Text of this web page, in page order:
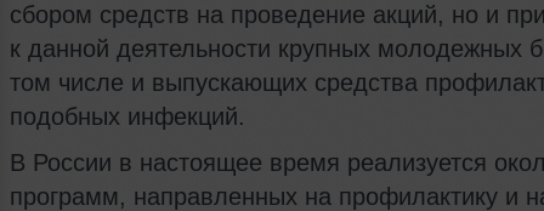
сбором средств на проведение акций, но и
к данной деятельности крупных молодежных
том числе и выпускающих средства
подобных инфекций.
В России в настоящее время реализуется
программ, направленных на профилактику и